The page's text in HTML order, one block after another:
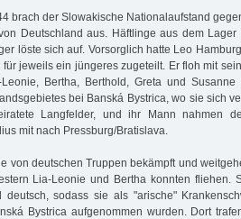
brach der Slowakische Nationalaufstand
Deutschland aus. Häftlinge aus dem Lager
löste sich auf. Vorsorglich hatte Leo
jeweils ein jüngeres zugeteilt. Er floh mit
Bertha, Berthold, Greta und
bei Banská Bystrica, wo sie sich
Langfelder, und ihr Mann nahmen
mit nach Pressburg/Bratislava.
von deutschen Truppen bekämpft und
Lia-Leonie und Bertha konnten fliehen.
deutsch, sodass sie als "arische"
Bystrica aufgenommen wurden. Dort